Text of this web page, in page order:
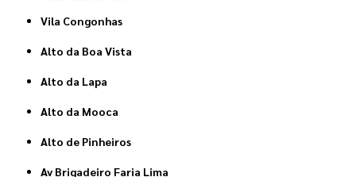
Vila Congonhas
Alto da Boa Vista
Alto da Lapa
Alto da Mooca
Alto de Pinheiros
Av Brigadeiro Faria Lima